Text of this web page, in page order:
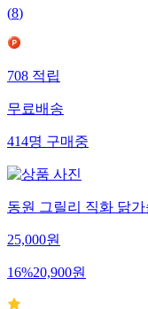
(8)
708적립
무료배송
414명구매중
동원 그릴리 직화 닭
25,000원
16%20,900원